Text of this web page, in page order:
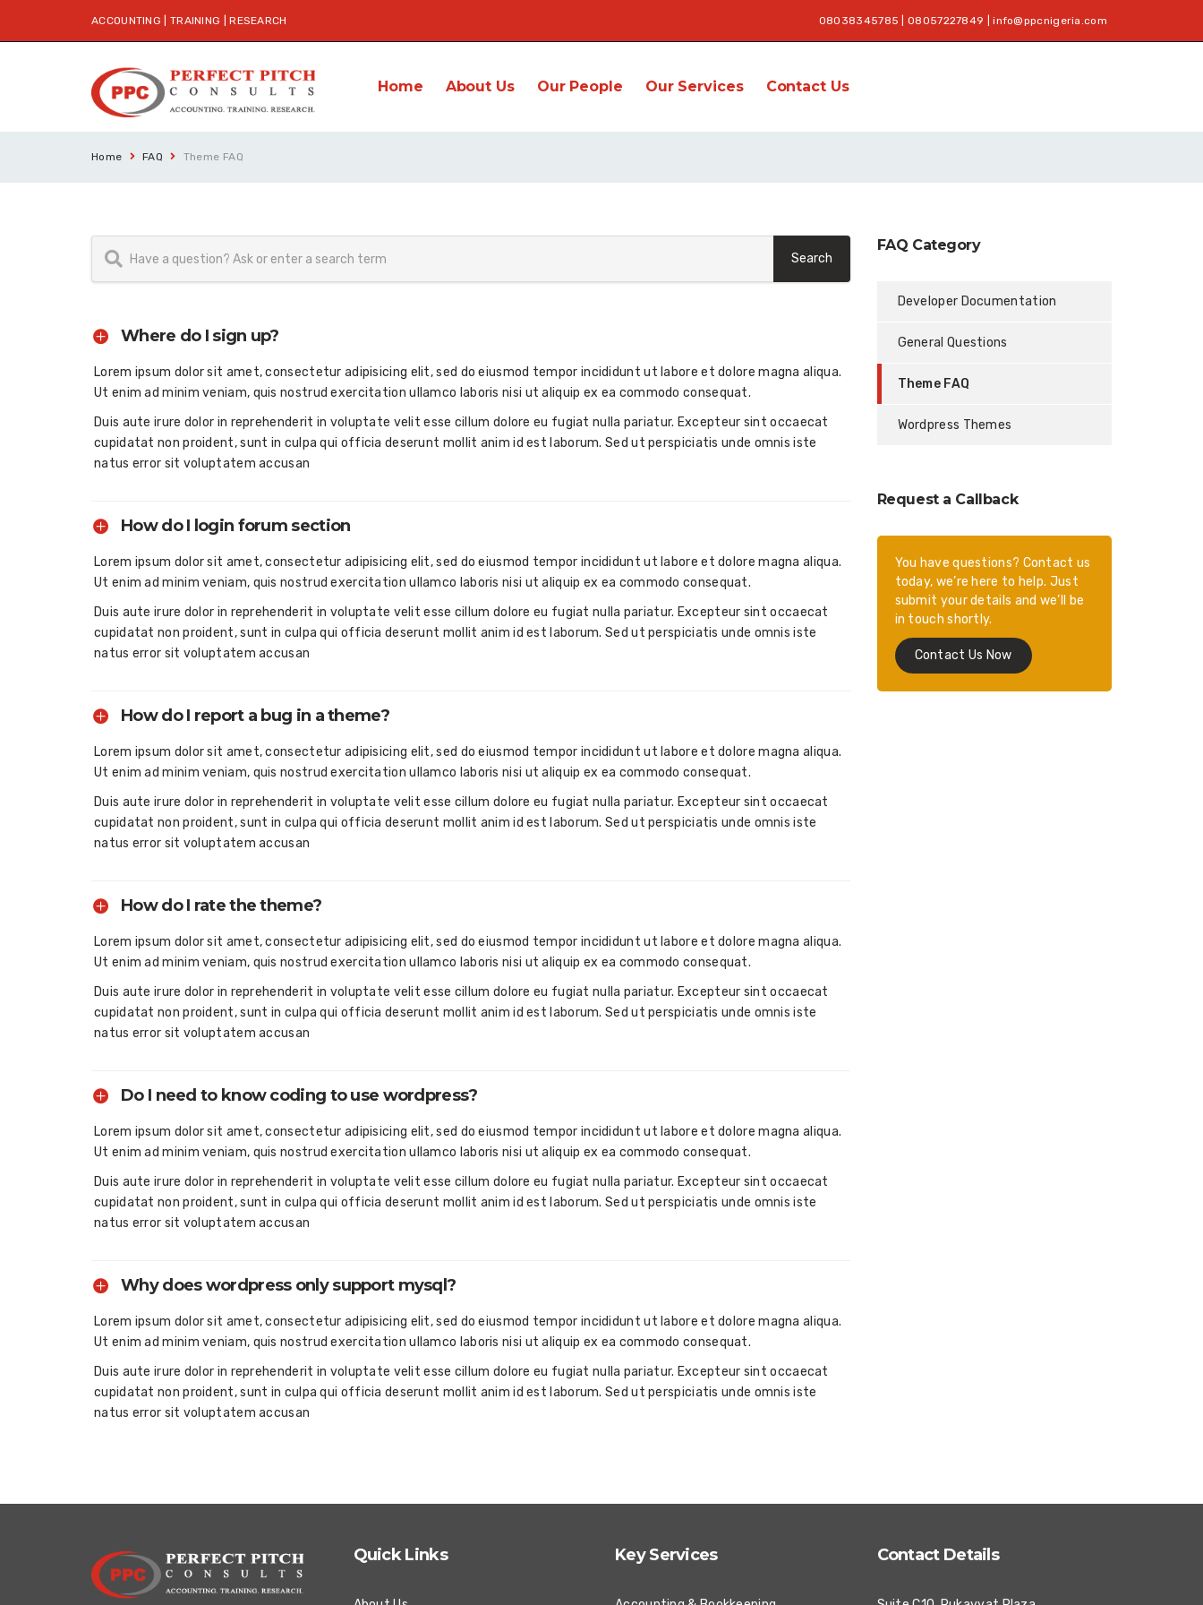
ACCOUNTING | TRAINING | RESEARCH 08038345785 | 08057227849 |info@ppcnigeria.com
Home About Us Our People Our Services Contact Us
Home FAQ Theme FAQ
Where do I sign up?
Lorem ipsum dolor sit amet, consectetur adipisicing elit, sed do eiusmod tempor incididunt ut labore et dolore magna aliqua.
Ut enim ad minim veniam, quis nostrud exercitation ullamco laboris nisi ut aliquip ex ea commodo consequat.
Duis aute irure dolor in reprehenderit in voluptate velit esse cillum dolore eu fugiat nulla pariatur. Excepteur sint occaecat
cupidatat non proident, sunt in culpa qui officia deserunt mollit anim id est laborum. Sed ut perspiciatis unde omnis iste
natus error sit voluptatem accusan
How do I login forum section
Lorem ipsum dolor sit amet, consectetur adipisicing elit, sed do eiusmod tempor incididunt ut labore et dolore magna aliqua.
Ut enim ad minim veniam, quis nostrud exercitation ullamco laboris nisi ut aliquip ex ea commodo consequat.
Duis aute irure dolor in reprehenderit in voluptate velit esse cillum dolore eu fugiat nulla pariatur. Excepteur sint occaecat
cupidatat non proident, sunt in culpa qui officia deserunt mollit anim id est laborum. Sed ut perspiciatis unde omnis iste
natus error sit voluptatem accusan
How do I report a bug in a theme?
Lorem ipsum dolor sit amet, consectetur adipisicing elit, sed do eiusmod tempor incididunt ut labore et dolore magna aliqua.
Ut enim ad minim veniam, quis nostrud exercitation ullamco laboris nisi ut aliquip ex ea commodo consequat.
Duis aute irure dolor in reprehenderit in voluptate velit esse cillum dolore eu fugiat nulla pariatur. Excepteur sint occaecat
cupidatat non proident, sunt in culpa qui officia deserunt mollit anim id est laborum. Sed ut perspiciatis unde omnis iste
natus error sit voluptatem accusan
How do I rate the theme?
Lorem ipsum dolor sit amet, consectetur adipisicing elit, sed do eiusmod tempor incididunt ut labore et dolore magna aliqua.
Ut enim ad minim veniam, quis nostrud exercitation ullamco laboris nisi ut aliquip ex ea commodo consequat.
Duis aute irure dolor in reprehenderit in voluptate velit esse cillum dolore eu fugiat nulla pariatur. Excepteur sint occaecat
cupidatat non proident, sunt in culpa qui officia deserunt mollit anim id est laborum. Sed ut perspiciatis unde omnis iste
natus error sit voluptatem accusan
Do I need to know coding to use wordpress?
Lorem ipsum dolor sit amet, consectetur adipisicing elit, sed do eiusmod tempor incididunt ut labore et dolore magna aliqua.
Ut enim ad minim veniam, quis nostrud exercitation ullamco laboris nisi ut aliquip ex ea commodo consequat.
Duis aute irure dolor in reprehenderit in voluptate velit esse cillum dolore eu fugiat nulla pariatur. Excepteur sint occaecat
cupidatat non proident, sunt in culpa qui officia deserunt mollit anim id est laborum. Sed ut perspiciatis unde omnis iste
natus error sit voluptatem accusan
Why does wordpress only support mysql?
Lorem ipsum dolor sit amet, consectetur adipisicing elit, sed do eiusmod tempor incididunt ut labore et dolore magna aliqua.
Ut enim ad minim veniam, quis nostrud exercitation ullamco laboris nisi ut aliquip ex ea commodo consequat.
Duis aute irure dolor in reprehenderit in voluptate velit esse cillum dolore eu fugiat nulla pariatur. Excepteur sint occaecat
cupidatat non proident, sunt in culpa qui officia deserunt mollit anim id est laborum. Sed ut perspiciatis unde omnis iste
natus error sit voluptatem accusan
FAQ Category
Developer Documentation
General Questions
Theme FAQ
Wordpress Themes
Request a Callback
You have questions? Contact us
today, we’re here to help. Just
submit your details and we’ll be
in touch shortly.
Contact Us Now
Quick Links Key Services Contact Details